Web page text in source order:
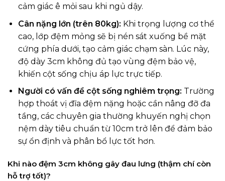
cảm giác ê mỏi sau khi ngủ dậy.
Cân nặng lớn (trên 80kg): Khi trọng lượng cơ thể
cao, lớp đệm mỏng sẽ bị nén sát xuống bề mặt
cứng phía dưới, tạo cảm giác chạm sàn. Lúc này,
độ dày 3cm không đủ tạo vùng đệm bảo vệ,
khiến cột sống chịu áp lực trực tiếp.
Người có vấn đề cột sống nghiêm trọng: Trường
hợp thoát vị đĩa đệm nặng hoặc cần nâng đỡ đa
tầng, các chuyên gia thường khuyến nghị chọn
nệm dày tiêu chuẩn từ 10cm trở lên để đảm bảo
sự ổn định và phân bổ lực tốt hơn.
Khi nào đệm 3cm không gây đau lưng (thậm chí còn
hỗ trợ tốt)?